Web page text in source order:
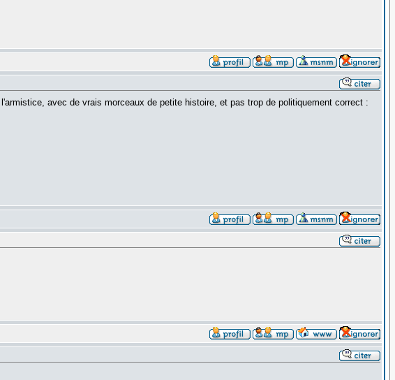
avec de vrais morceaux de petite histoire, et pas trop de politiquement correct :